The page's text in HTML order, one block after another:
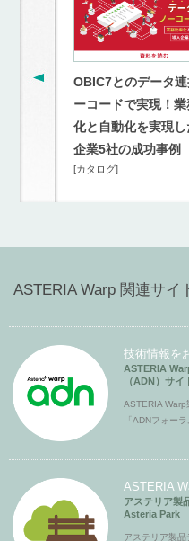
OBIC7とのデータ連
ーコードで実現！
化と自動化を実現し
企業5社の成功事例
[カタログ]
ASTERIA Warp 関連サイ
技術情報を
ASTERIA
（ADN）サイ
ASTERIA Warp
「ADNフォー
ASTERIA
アステリア製
Asteria Park
アステリア製